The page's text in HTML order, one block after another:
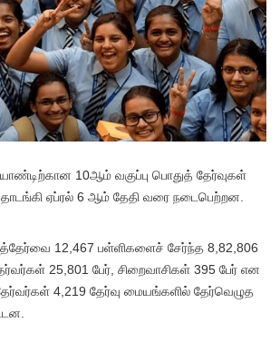
10ஆம் வகுப்பு பொதுத் தேர்வுகள்
ஏப்ரல் 6 ஆம் தேதி வரை நடைபெற்றன.
12,467 பள்ளிகளைச் சேர்ந்த 8,82,806
25,801 பேர், சிறைவாசிகள் 395 பேர் என
4,219 தேர்வு மையங்களில் தேர்வெழுத